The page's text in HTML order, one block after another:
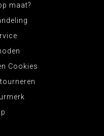
maat?
Cookies